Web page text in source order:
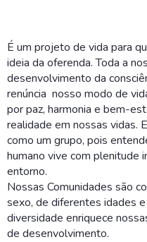
É um projeto de vida para
ideia da oferenda. Toda a
desenvolvimento da
renúncia nosso modo de
por paz, harmonia e bem-
realidade em nossas vidas.
como um grupo, pois
humano vive com plenitude
entorno.
Nossas Comunidades são
sexo, de diferentes idades
diversidade enriquece
de desenvolvimento.